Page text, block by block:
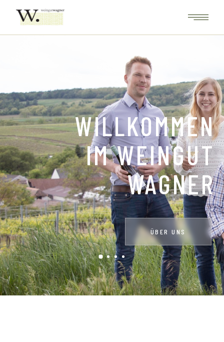
ZUM WEINSHOP